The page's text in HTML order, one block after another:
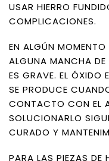
USAR HIERRO
COMPLICACIONES.
EN ALGÚN
ALGUNA MANCHA DE
ES GRAVE. EL ÓXIDO
SE PRODUCE
CONTACTO CON EL
SOLUCIONARLO
CURADO Y
PARA LAS PIEZAS DE